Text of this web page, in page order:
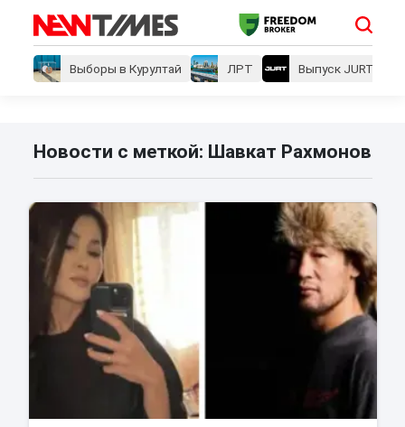
Выборы в Курултай ЛРТ Выпуск JURT
Новости с меткой: Шавкат Рахмонов